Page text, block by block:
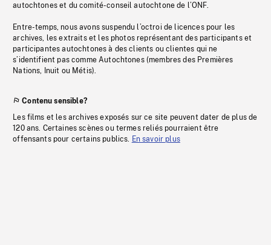
autochtones et du comité-conseil autochtone de l’ONF.
Entre-temps, nous avons suspendu l’octroi de licences pour les
archives, les extraits et les photos représentant des participants et
participantes autochtones à des clients ou clientes qui ne
s’identifient pas comme Autochtones (membres des Premières
Nations, Inuit ou Métis).
Contenu sensible?
Les films et les archives exposés sur ce site peuvent dater de plus de
120 ans. Certaines scènes ou termes reliés pourraient être
offensants pour certains publics. En savoir plus